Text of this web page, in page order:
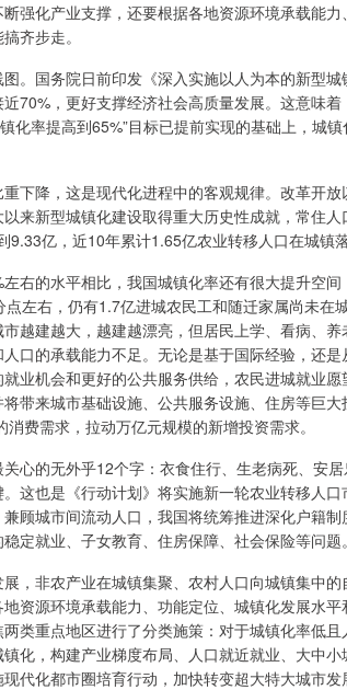
化产业支撑，还要根据各地资源环境承载能力
齐步走。
国务院日前印发《深入实施以人为本的新型城
70%，更好支撑经济社会高质量发展。这意味
化率提高到65%”目标已提前实现的基础上，城
降，这是现代化进程中的客观规律。改革开放
来新型城镇化建设取得重大历史性成就，常住
亿，近10年累计1.65亿农业转移人口在城镇落
的水平相比，我国城镇化率还有很大提升空间
点左右，仍有1.7亿进城农民工和随迁家属尚未
越建越大，越建越漂亮，但居民上学、看病、
口的承载能力不足。无论是基于国际经验，还
业机会和更好的公共服务供给，农民进城就业
带来城市基础设施、公共服务设施、住房等巨
费需求，拉动万亿元规模的新增投资需求。
的无外乎12个字：衣食住行、生老病死、安居
这也是《行动计划》将实施新一轮农业转移人
顾城市间流动人口，我国将统筹推进深化户籍
定就业、子女教育、住房保障、社会保险等问题。
非农产业在城镇集聚、农村人口向城镇集中的
资源环境承载能力、功能定位、城镇化发展水
类重点地区进行了分类施策：对于城镇化率低
化，构建产业梯度布局、人口就近就业、大中
代化都市圈培育行动，加快转变超大特大城市